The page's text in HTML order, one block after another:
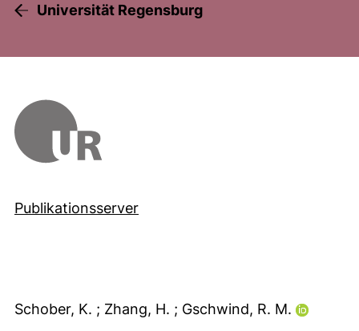
Universität Regensburg
Publikationsserver
Schober, K. ; Zhang, H. ; Gschwind, R. M.